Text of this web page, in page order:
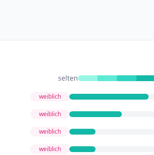
selten
weiblich
weiblich
weiblich
weiblich